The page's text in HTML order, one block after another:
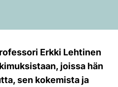
Erkki Lehtinen
joissa hän
sen kokemista ja